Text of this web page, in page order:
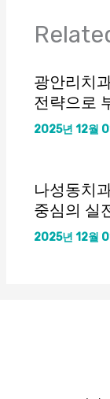
광안리치
전략으로
2025년 12월
나성동치
중심의 실
2025년 12월